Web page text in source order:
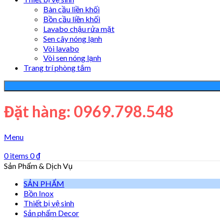
Bàn cầu liền khối
Bồn cầu liền khối
Lavabo chậu rửa mặt
Sen cây nóng lạnh
Vòi lavabo
Vòi sen nóng lạnh
Trang trí phòng tắm
Đặt hàng: 0969.798.548
Menu
0items 0₫
Sản Phẩm & Dịch Vụ
SẢN PHẨM
Bồn Inox
Thiết bị vệ sinh
Sản phẩm Decor